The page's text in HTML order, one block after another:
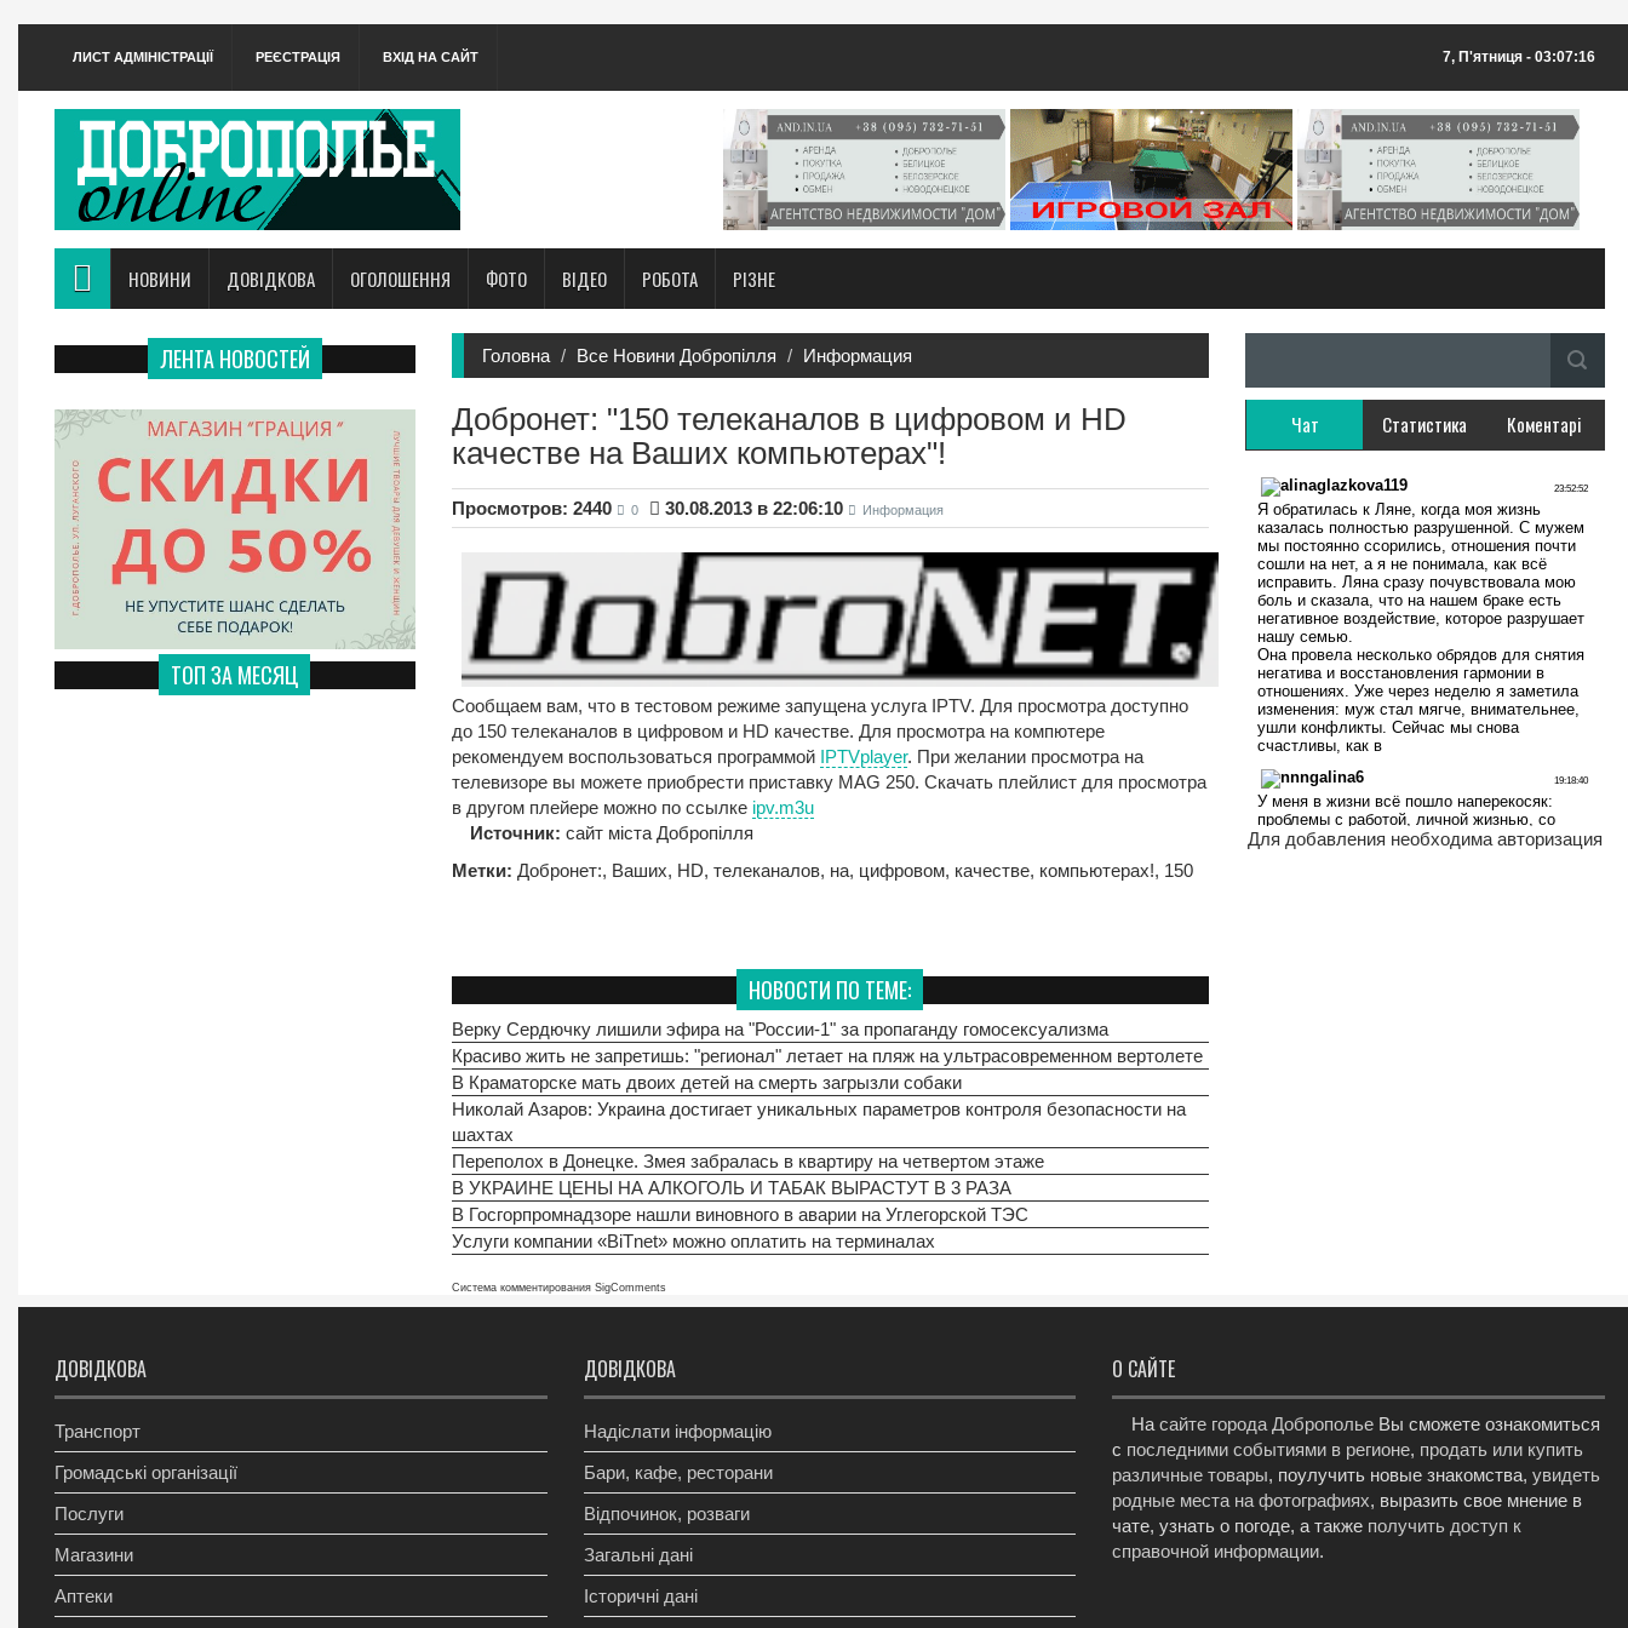
ЛИСТ АДМІНІСТРАЦІЇ РЕЄСТРАЦІЯ ВХІД НА САЙТ 7, П'ятниця - 03:07:16
НОВИНИ ДОВІДКОВА ОГОЛОШЕННЯ ФОТО ВІДЕО РОБОТА РІЗНЕ
ЛЕНТА НОВОСТЕЙ
ТОП ЗА МЕСЯЦ
Головна Все Новини Добропілля Информация
Добронет: "150 телеканалов в цифровом и HD
качестве на Ваших компьютерах"!
Просмотров: 2440 0 30.08.2013 в 22:06:10 Информация
Сообщаем вам, что в тестовом режиме запущена услуга IPTV. Для просмотра доступно
до 150 телеканалов в цифровом и HD качестве. Для просмотра на компютере
рекомендуем воспользоваться программой IPTVplayer. При желании просмотра на
телевизоре вы можете приобрести приставку MAG 250. Скачать плейлист для просмотра
в другом плейере можно по ссылке ipv.m3u
Источник: сайт міста Добропілля
Метки: Добронет:, Ваших, HD, телеканалов, на, цифровом, качестве, компьютерах!, 150
НОВОСТИ ПО ТЕМЕ:
Верку Сердючку лишили эфира на "России-1" за пропаганду гомосексуализма
Красиво жить не запретишь: "регионал" летает на пляж на ультрасовременном вертолете
В Краматорске мать двоих детей на смерть загрызли собаки
Николай Азаров: Украина достигает уникальных параметров контроля безопасности на
шахтах
Переполох в Донецке. Змея забралась в квартиру на четвертом этаже
В УКРАИНЕ ЦЕНЫ НА АЛКОГОЛЬ И ТАБАК ВЫРАСТУТ В 3 РАЗА
В Госгорпромнадзоре нашли виновного в аварии на Углегорской ТЭС
Услуги компании «BiTnet» можно оплатить на терминалах
Система комментирования SigComments
Чат Статистика Коментарі
Для добавления необходима авторизация
ДОВІДКОВА
Транспорт
Громадські організації
Послуги
Магазини
Аптеки
ДОВІДКОВА
Надіслати інформацію
Бари, кафе, ресторани
Відпочинок, розваги
Загальні дані
Історичні дані
О САЙТЕ
Насайте города Доброполье Вы сможете ознакомиться
с последними событиями в регионе, продать или купить
различные товары, поулучить новые знакомства,увидеть
родные места на фотографиях, выразить свое мнение в
чате, узнать о погоде, а также получить доступ к
справочной информации.